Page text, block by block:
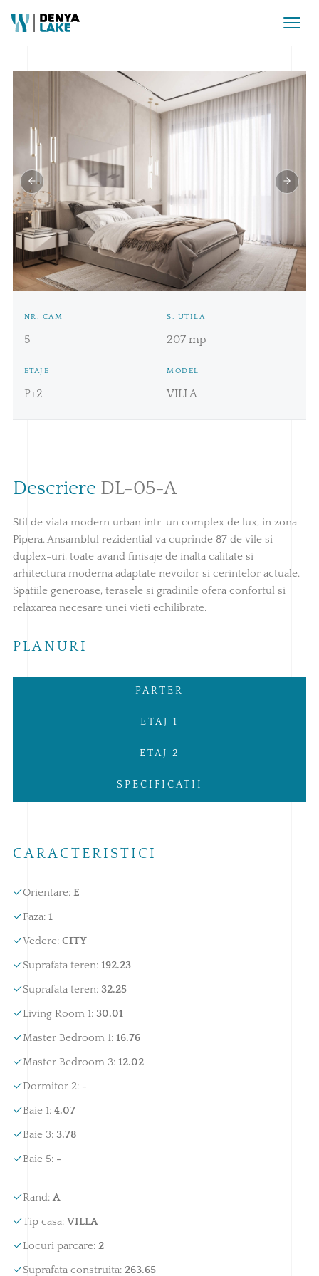
NR. CAM
5
S. UTILA
207 mp
ETAJE
P+2
MODEL
VILLA
Descriere DL-05-A
Stil de viata modern urban intr-un complex de lux, in zona
Pipera. Ansamblul rezidential va cuprinde 87 de vile si
duplex-uri, toate avand finisaje de inalta calitate si
arhitectura moderna adaptate nevoilor si cerintelor actuale.
Spatiile generoase, terasele si gradinile ofera confortul si
relaxarea necesare unei vieti echilibrate.
PLANURI
PARTER
ETAJ 1
ETAJ 2
SPECIFICATII
CARACTERISTICI
Orientare: E
Faza: 1
Vedere: CITY
Suprafata teren: 192.23
Suprafata teren: 32.25
Living Room 1: 30.01
Master Bedroom 1: 16.76
Master Bedroom 3: 12.02
Dormitor 2: -
Baie 1: 4.07
Baie 3: 3.78
Baie 5: -
Rand:A
Tip casa: VILLA
Locuri parcare: 2
Suprafata construita: 263.65